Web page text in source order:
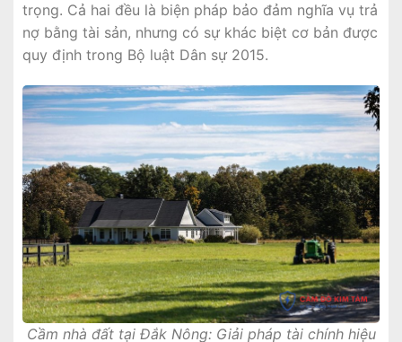
trọng. Cả hai đều là biện pháp bảo đảm nghĩa vụ trả
nợ bằng tài sản, nhưng có sự khác biệt cơ bản được
quy định trong Bộ luật Dân sự 2015.
Cầm nhà đất tại Đắk Nông: Giải pháp tài chính hiệu